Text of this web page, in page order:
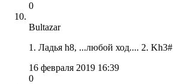
0
Bultazar
1. Ладья h8, ...любой ход.... 2. Kh3#
16 февраля 2019 16:39
0